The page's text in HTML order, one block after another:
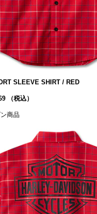
SLEEVE SHIRT / RED
（税込）
商品